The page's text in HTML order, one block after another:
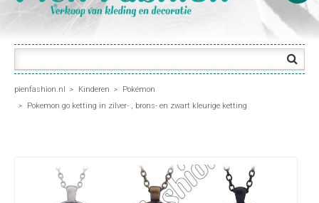
pienfashion.nl > Kinderen > Pokémon
> Pokemon go ketting in zilver- , brons- en zwart kleurige ketting